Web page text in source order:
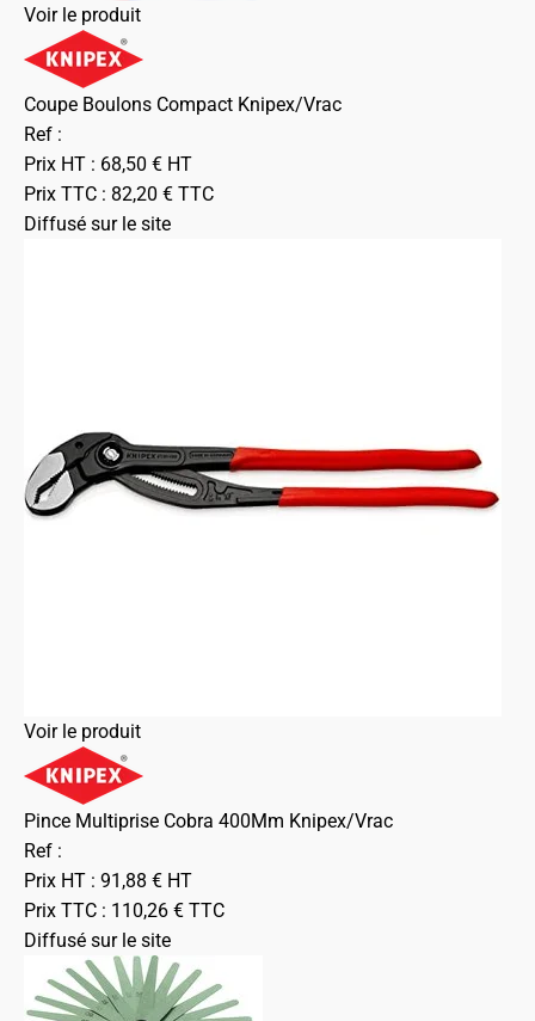
Voir le produit
Coupe Boulons Compact Knipex/Vrac
Ref :
Prix HT : 68,50 € HT
Prix TTC : 82,20 € TTC
Diffusé sur le site
Voir le produit
Pince Multiprise Cobra 400Mm Knipex/Vrac
Ref :
Prix HT : 91,88 € HT
Prix TTC : 110,26 € TTC
Diffusé sur le site